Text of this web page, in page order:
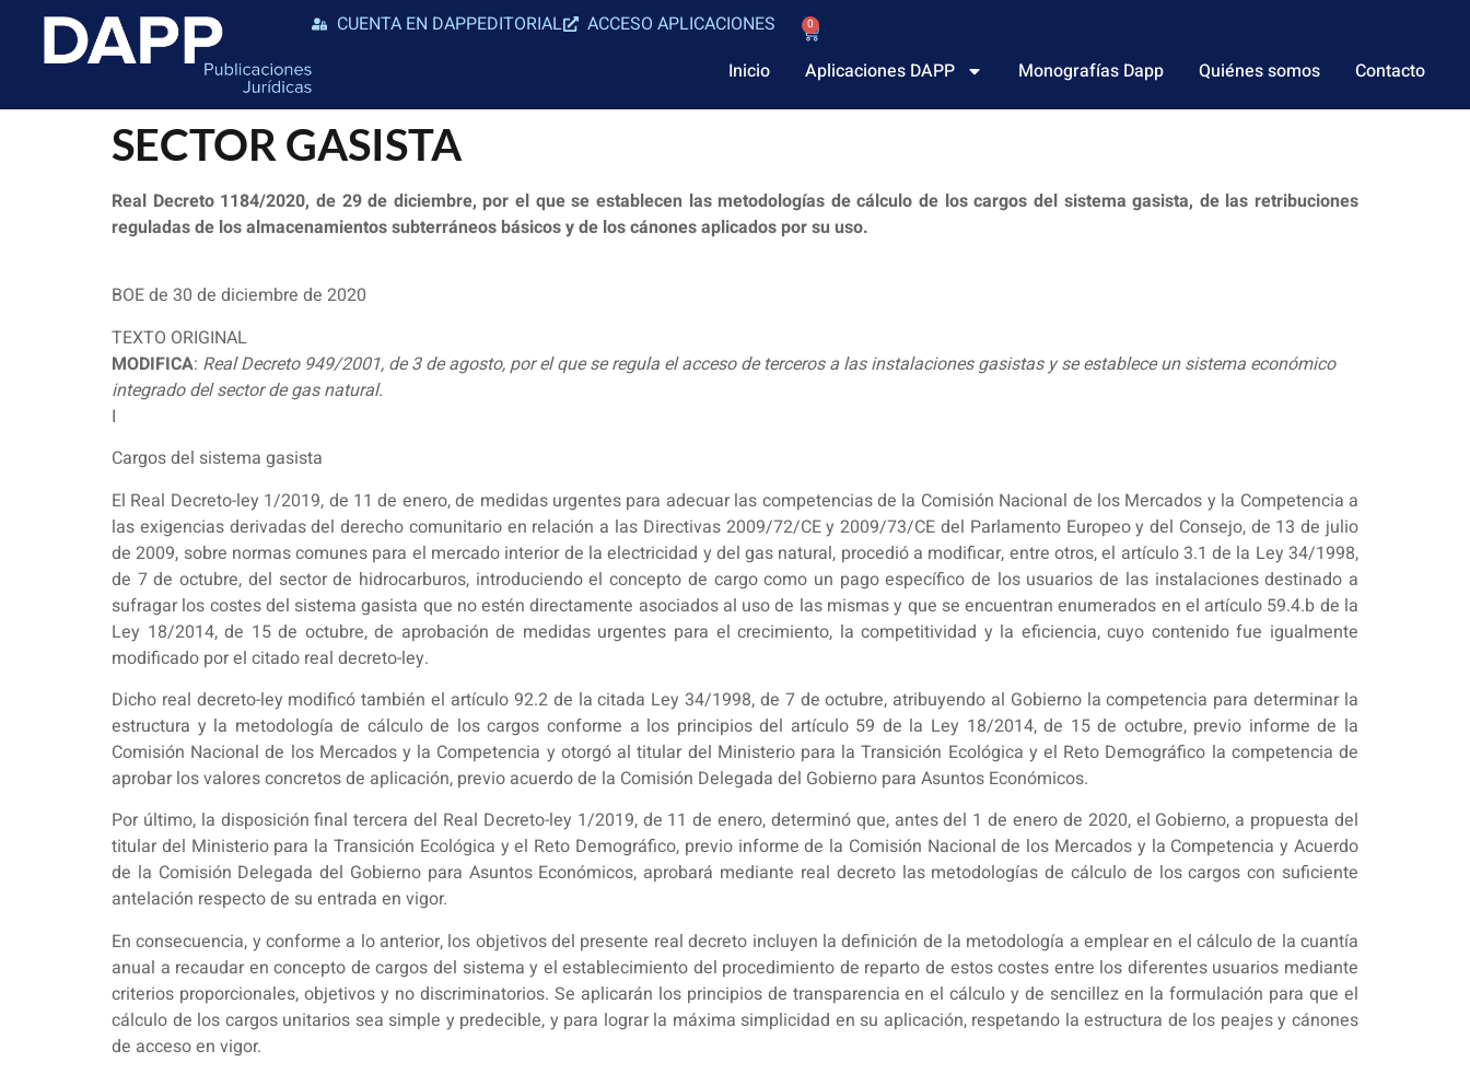
CUENTA EN DAPPEDITORIAL ACCESO APLICACIONES 0
Inicio Aplicaciones DAPP Monografías Dapp Quiénes somos Contacto
SECTOR GASISTA
Real Decreto 1184/2020, de 29 de diciembre, por el que se establecen las metodologías de cálculo de los cargos del sistema gasista, de las retribuciones
reguladas de los almacenamientos subterráneos básicos y de los cánones aplicados por su uso.
BOE de 30 de diciembre de 2020
TEXTO ORIGINAL
MODIFICA: Real Decreto 949/2001, de 3 de agosto, por el que se regula el acceso de terceros a las instalaciones gasistas y se establece un sistema económico
integrado del sector de gas natural.
I
Cargos del sistema gasista
El Real Decreto-ley 1/2019, de 11 de enero, de medidas urgentes para adecuar las competencias de la Comisión Nacional de los Mercados y la Competencia a
las exigencias derivadas del derecho comunitario en relación a las Directivas 2009/72/CE y 2009/73/CE del Parlamento Europeo y del Consejo, de 13 de julio
de 2009, sobre normas comunes para el mercado interior de la electricidad y del gas natural, procedió a modificar, entre otros, el artículo 3.1 de la Ley 34/1998,
de 7 de octubre, del sector de hidrocarburos, introduciendo el concepto de cargo como un pago específico de los usuarios de las instalaciones destinado a
sufragar los costes del sistema gasista que no estén directamente asociados al uso de las mismas y que se encuentran enumerados en el artículo 59.4.b de la
Ley 18/2014, de 15 de octubre, de aprobación de medidas urgentes para el crecimiento, la competitividad y la eficiencia, cuyo contenido fue igualmente
modificado por el citado real decreto-ley.
Dicho real decreto-ley modificó también el artículo 92.2 de la citada Ley 34/1998, de 7 de octubre, atribuyendo al Gobierno la competencia para determinar la
estructura y la metodología de cálculo de los cargos conforme a los principios del artículo 59 de la Ley 18/2014, de 15 de octubre, previo informe de la
Comisión Nacional de los Mercados y la Competencia y otorgó al titular del Ministerio para la Transición Ecológica y el Reto Demográfico la competencia de
aprobar los valores concretos de aplicación, previo acuerdo de la Comisión Delegada del Gobierno para Asuntos Económicos.
Por último, la disposición final tercera del Real Decreto-ley 1/2019, de 11 de enero, determinó que, antes del 1 de enero de 2020, el Gobierno, a propuesta del
titular del Ministerio para la Transición Ecológica y el Reto Demográfico, previo informe de la Comisión Nacional de los Mercados y la Competencia y Acuerdo
de la Comisión Delegada del Gobierno para Asuntos Económicos, aprobará mediante real decreto las metodologías de cálculo de los cargos con suficiente
antelación respecto de su entrada en vigor.
En consecuencia, y conforme a lo anterior, los objetivos del presente real decreto incluyen la definición de la metodología a emplear en el cálculo de la cuantía
anual a recaudar en concepto de cargos del sistema y el establecimiento del procedimiento de reparto de estos costes entre los diferentes usuarios mediante
criterios proporcionales, objetivos y no discriminatorios. Se aplicarán los principios de transparencia en el cálculo y de sencillez en la formulación para que el
cálculo de los cargos unitarios sea simple y predecible, y para lograr la máxima simplicidad en su aplicación, respetando la estructura de los peajes y cánones
de acceso en vigor.